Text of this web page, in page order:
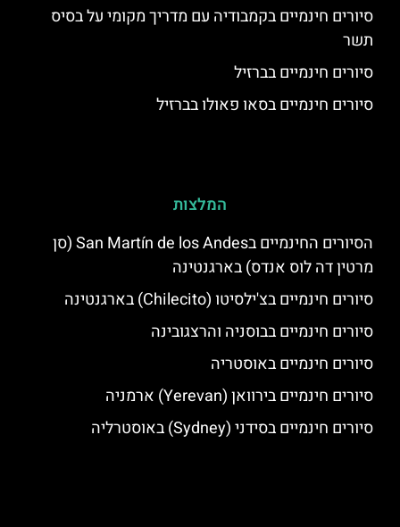
סיורים חינמיים בקמבודיה עם מדריך מקומי על בסיס
תשר
סיורים חינמיים בברזיל
סיורים חינמיים בסאו פאולו בברזיל
המלצות
הסיורים החינמיים בSan Martín de los Andes (סן
מרטין דה לוס אנדס) בארגנטינה
סיורים חינמיים בצ'ילסיטו (Chilecito) בארגנטינה
סיורים חינמיים בבוסניה והרצגובינה
סיורים חינמיים באוסטריה
סיורים חינמיים בירוואן (Yerevan) ארמניה
סיורים חינמיים בסידני (Sydney) באוסטרליה